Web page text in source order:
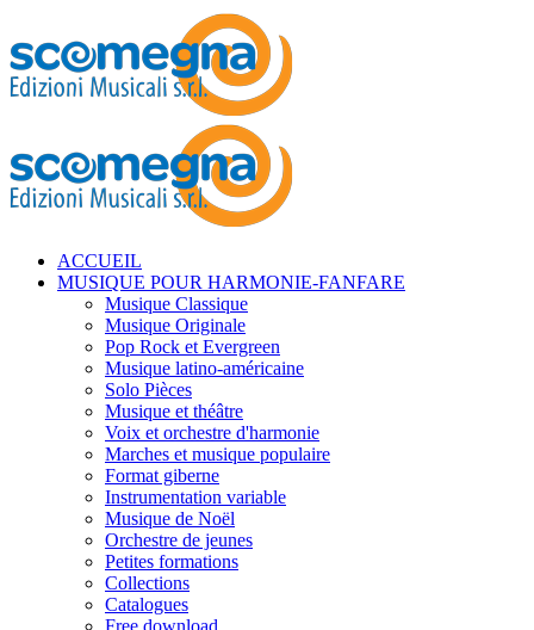
ACCUEIL
MUSIQUE POUR HARMONIE-FANFARE
Musique Classique
Musique Originale
Pop Rock et Evergreen
Musique latino-américaine
Solo Pièces
Musique et théâtre
Voix et orchestre d'harmonie
Marches et musique populaire
Format giberne
Instrumentation variable
Musique de Noël
Orchestre de jeunes
Petites formations
Collections
Catalogues
Free download